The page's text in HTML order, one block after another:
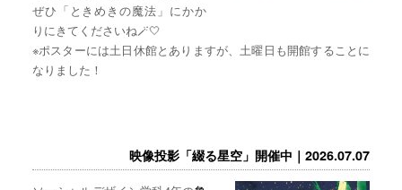
ぜひ「ときめきの魔法」にかか
りにきてくださいね🪄🤍
※ポスターには土日休館とありますが、土曜日も開館することに
なりました！
映像投影「綴る星空」開催中｜2026.07.07